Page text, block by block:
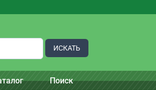
ИСКАТЬ
Поиск